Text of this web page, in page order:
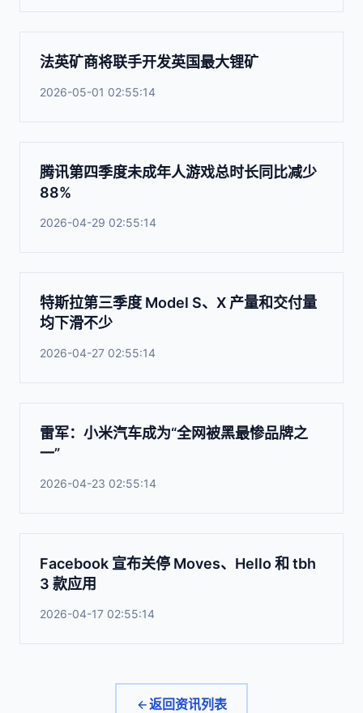
法英矿商将联手开发英国最大锂矿
2026-05-01 02:55:14
腾讯第四季度未成年人游戏总时长同比减少
88%
2026-04-29 02:55:14
特斯拉第三季度 Model S、X 产量和交付量
均下滑不少
2026-04-27 02:55:14
雷军：小米汽车成为“全网被黑最惨品牌之
一”
2026-04-23 02:55:14
Facebook 宣布关停 Moves、Hello 和 tbh
3 款应用
2026-04-17 02:55:14
返回资讯列表